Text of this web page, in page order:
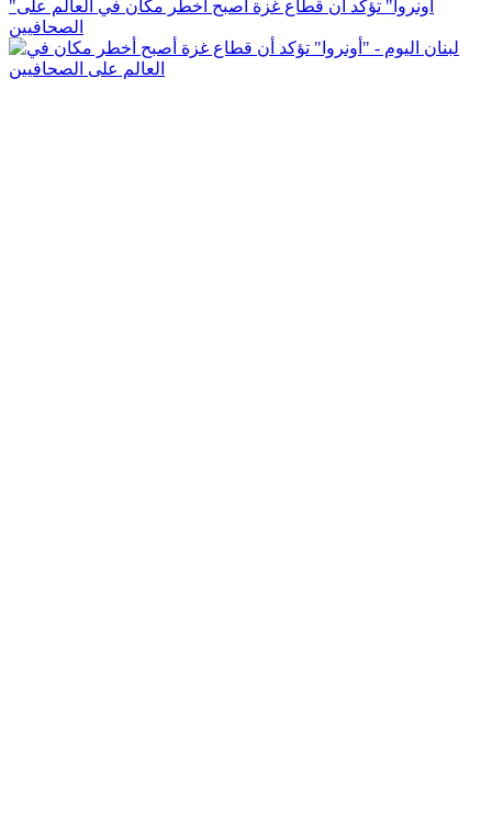
"أونروا" تؤكد أن قطاع غزة أصبح أخطر مكان في العالم على
الصحافيين